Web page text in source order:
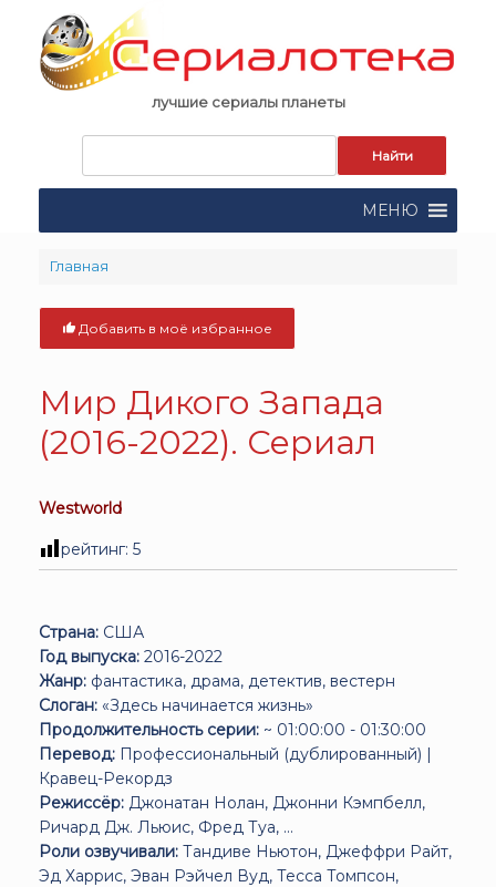
content
лучшие сериалы планеты
поиска:
МЕНЮ
Главная
Добавить в моё избранное
Мир Дикого Запада
(2016-2022). Сериал
Westworld
рейтинг: 5
Страна: США
Год выпуска: 2016-2022
Жанр: фантастика, драма, детектив, вестерн
Слоган: «Здесь начинается жизнь»
Продолжительность серии: ~ 01:00:00 - 01:30:00
Перевод: Профессиональный (дублированный) |
Кравец-Рекордз
Режиссёр: Джонатан Нолан, Джонни Кэмпбелл,
Ричард Дж. Льюис, Фред Туа, ...
Роли озвучивали: Тандиве Ньютон, Джеффри Райт,
Эд Харрис, Эван Рэйчел Вуд, Тесса Томпсон,